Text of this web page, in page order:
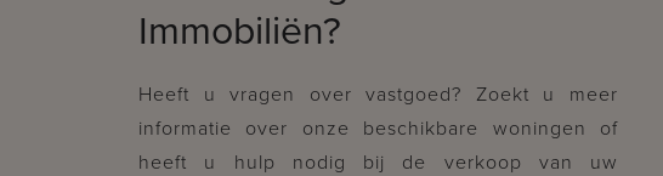
Immobiliën?
Heeft u vragen over vastgoed? Zoekt u meer
informatie over onze beschikbare woningen of
heeft u hulp nodig bij de verkoop van uw